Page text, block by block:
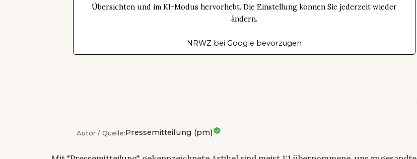
Übersichten und im KI-Modus hervorhebt. Die Einstellung können Sie jederzeit wieder
ändern.
NRWZ bei Google bevorzugen
Autor / Quelle:Pressemitteilung (pm)